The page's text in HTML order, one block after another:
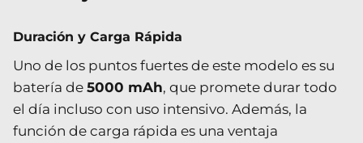
Duración y Carga Rápida
Uno de los puntos fuertes de este modelo es su
batería de 5000 mAh, que promete durar todo
el día incluso con uso intensivo. Además, la
función de carga rápida es una ventaja